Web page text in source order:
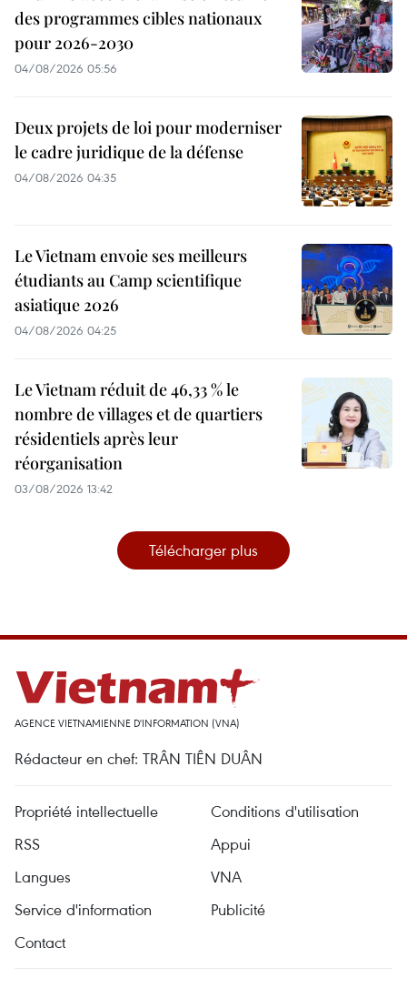
des programmes cibles nationaux
pour 2026-2030
04/08/2026 05:56
Deux projets de loi pour moderniser
le cadre juridique de la défense
04/08/2026 04:35
Le Vietnam envoie ses meilleurs
étudiants au Camp scientifique
asiatique 2026
04/08/2026 04:25
Le Vietnam réduit de 46,33 % le
nombre de villages et de quartiers
résidentiels après leur
réorganisation
03/08/2026 13:42
Télécharger plus
AGENCE VIETNAMIENNE D'INFORMATION (VNA)
Rédacteur en chef: TRÂN TIÊN DUÂN
Propriété intellectuelle
Conditions d'utilisation
RSS
Appui
Langues
VNA
Service d'information
Publicité
Contact